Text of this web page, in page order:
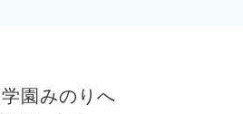
園みのりへ